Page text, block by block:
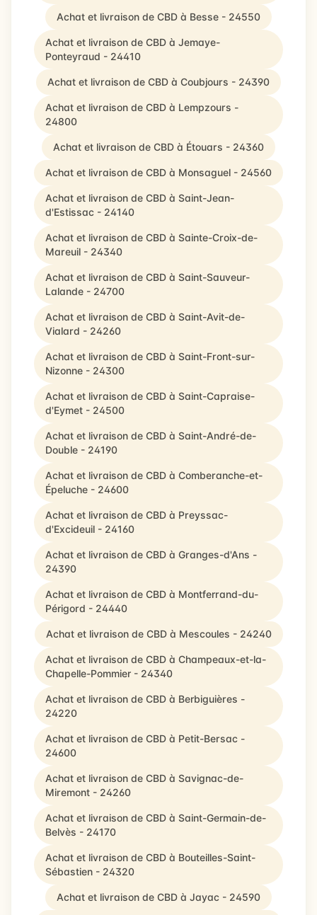
Achat et livraison de CBD à Besse - 24550
Achat et livraison de CBD à Jemaye-
Ponteyraud - 24410
Achat et livraison de CBD à Coubjours - 24390
Achat et livraison de CBD à Lempzours -
24800
Achat et livraison de CBD à Étouars - 24360
Achat et livraison de CBD à Monsaguel - 24560
Achat et livraison de CBD à Saint-Jean-
d'Estissac - 24140
Achat et livraison de CBD à Sainte-Croix-de-
Mareuil - 24340
Achat et livraison de CBD à Saint-Sauveur-
Lalande - 24700
Achat et livraison de CBD à Saint-Avit-de-
Vialard - 24260
Achat et livraison de CBD à Saint-Front-sur-
Nizonne - 24300
Achat et livraison de CBD à Saint-Capraise-
d'Eymet - 24500
Achat et livraison de CBD à Saint-André-de-
Double - 24190
Achat et livraison de CBD à Comberanche-et-
Épeluche - 24600
Achat et livraison de CBD à Preyssac-
d'Excideuil - 24160
Achat et livraison de CBD à Granges-d'Ans -
24390
Achat et livraison de CBD à Montferrand-du-
Périgord - 24440
Achat et livraison de CBD à Mescoules - 24240
Achat et livraison de CBD à Champeaux-et-la-
Chapelle-Pommier - 24340
Achat et livraison de CBD à Berbiguières -
24220
Achat et livraison de CBD à Petit-Bersac -
24600
Achat et livraison de CBD à Savignac-de-
Miremont - 24260
Achat et livraison de CBD à Saint-Germain-de-
Belvès - 24170
Achat et livraison de CBD à Bouteilles-Saint-
Sébastien - 24320
Achat et livraison de CBD à Jayac - 24590